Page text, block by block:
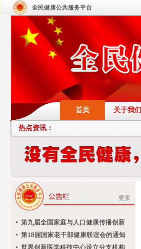
全民健康公共服务平台
首页 关于我们
热点资讯：
更多
第九届全国家庭与人口健康传播创新
第18届国家老干部健康联谊会的通知
世界创新医学科技中心设立分支机构